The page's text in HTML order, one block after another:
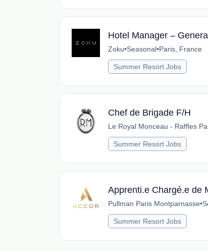
Hotel Manager –
Zoku•Seasonal•Paris, France
Summer Resort Jobs
Chef de Brigade F/H
Le Royal Monceau - Raffles
Summer Resort Jobs
Apprenti.e Chargé.e de
Pullman Paris Montparnasse•
Summer Resort Jobs